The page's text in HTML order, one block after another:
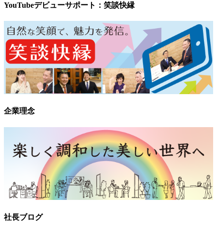
YouTubeデビューサポート：笑談快縁
企業理念
社長ブログ